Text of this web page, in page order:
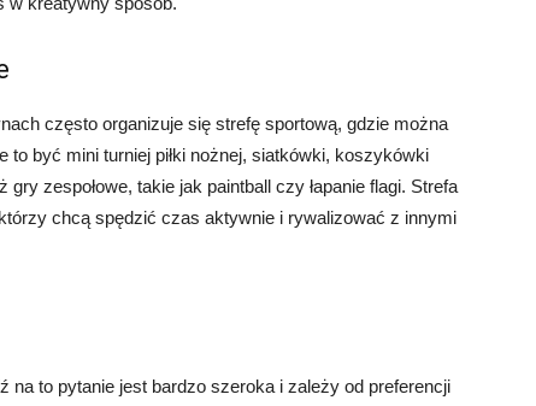
często organizuje się strefę sportową, gdzie można
być mini turniej piłki nożnej, siatkówki, koszykówki
zespołowe, takie jak paintball czy łapanie flagi. Strefa
chcą spędzić czas aktywnie i rywalizować z innymi
na to pytanie jest bardzo szeroka i zależy od preferencji